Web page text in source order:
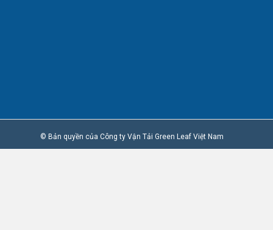
© Bản quyền của Công ty Vận Tải Green Leaf Việt Nam